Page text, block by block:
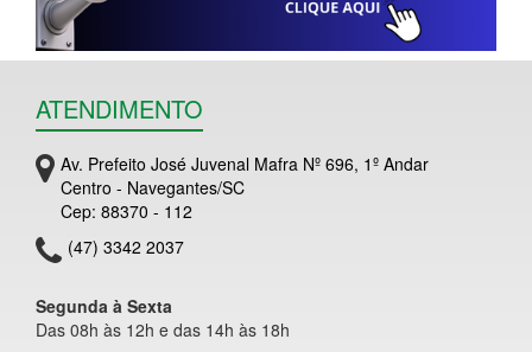
ATENDIMENTO
Av. Prefeito José Juvenal Mafra Nº 696, 1º Andar
Centro - Navegantes/SC
Cep: 88370 - 112
(47) 3342 2037
Segunda à Sexta
Das 08h às 12h e das 14h às 18h